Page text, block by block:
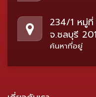
234/1 หมู่ที่
จ.ชลบุรี
ค้นหาที่อยู่